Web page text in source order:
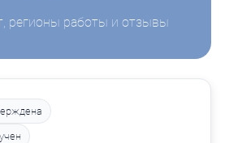
регионы работы и отзывы